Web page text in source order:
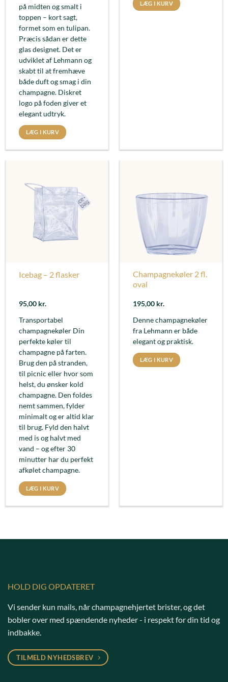
på midten og smalt i
toppen – kort sagt,
formet som en tulipan.
Præcis sådan er dette
glas designet. Det er
udviklet af Lehmann og
skabt til at fremhæve
både duft og smag i din
champagne. Diskret
logo på foden giver et
elegant udtryk.
LÆG I KURV
LÆG I KURV
Icebag – 2 flasker
95,00 kr.
Transportabel
champagnekøler Din
perfekte køler til
champagne på farten.
Brug den på stranden,
til picnic eller hvor som
helst, du ønsker kold
champagne. Den foldes
nemt sammen, fylder
minimalt og er altid klar
til brug. Fyld den halvt
med is og halvt med
vand – og efter 30
minutter har du perfekt
afkølet champagne.
LÆG I KURV
Champagnekøler 2 fl.
oval
195,00 kr.
Denne champagnekøler
fra Lehmann er både
elegant og praktisk.
LÆG I KURV
HOLD DIG OPDATERET
Vi sender kun mails, når champagnehjertet brister, og det
bobler over med spændende nyheder - i respekt for din tid og
indbakke.
TILMELD NYHEDSBREV